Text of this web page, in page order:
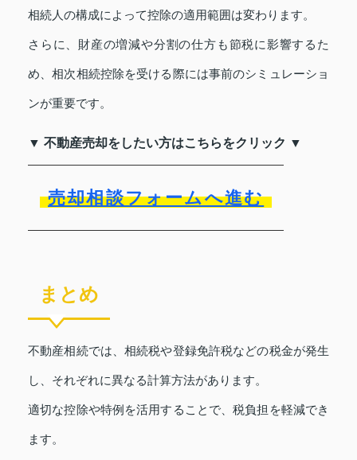
相続人の構成によって控除の適用範囲は変わります。
さらに、財産の増減や分割の仕方も節税に影響するた
め、相次相続控除を受ける際には事前のシミュレーショ
ンが重要です。
▼ 不動産売却をしたい方はこちらをクリック ▼
売却相談フォームへ進む
まとめ
不動産相続では、相続税や登録免許税などの税金が発生
し、それぞれに異なる計算方法があります。
適切な控除や特例を活用することで、税負担を軽減でき
ます。